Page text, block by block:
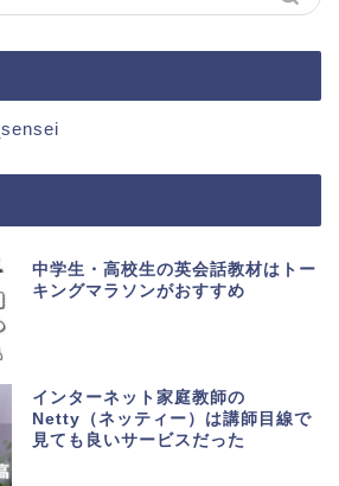
中学生・高校生の英会話教材はトー
キングマラソンがおすすめ
インターネット家庭教師の
Netty（ネッティー）は講師目線で
見ても良いサービスだった